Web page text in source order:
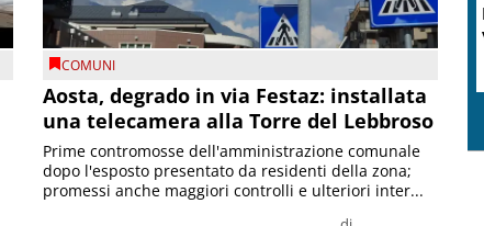
COMUNI
Aosta, degrado in via Festaz: installata
una telecamera alla Torre del Lebbroso
Prime contromosse dell'amministrazione comunale
dopo l'esposto presentato da residenti della zona;
promessi anche maggiori controlli e ulteriori inter...